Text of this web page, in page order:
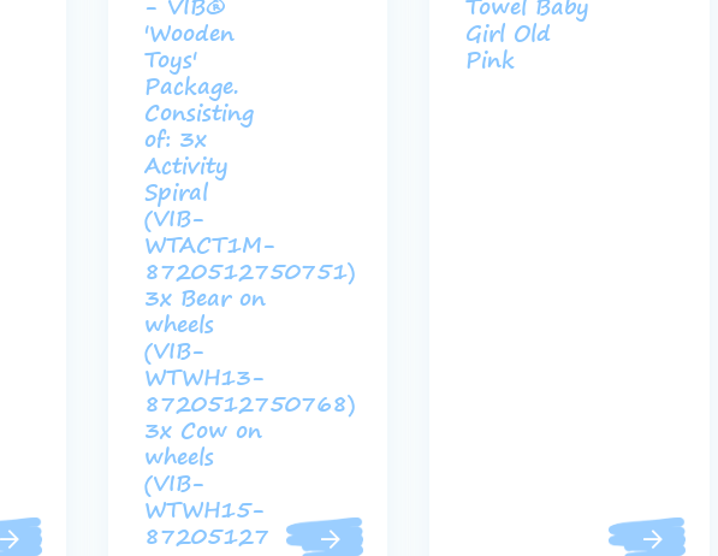
- VIB®
'Wooden
Toys'
Package.
Consisting
of: 3x
Activity
Spiral
(VIB-
WTACT1M-
8720512750751)
3x Bear on
wheels
(VIB-
WTWH13-
8720512750768)
3x Cow on
wheels
(VIB-
WTWH15-
87205127
Towel Baby
Girl Old
Pink